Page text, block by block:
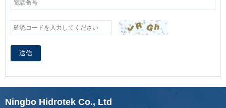
送信
Ningbo Hidrotek Co., Ltd